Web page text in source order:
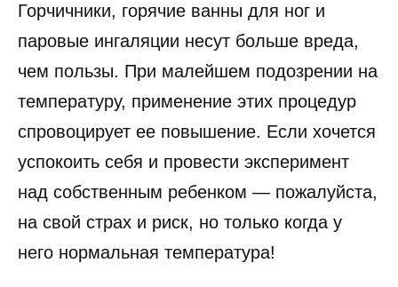
Горчичники, горячие ванны для ног и
паровые ингаляции несут больше вреда,
чем пользы. При малейшем подозрении на
температуру, применение этих процедур
спровоцирует ее повышение. Если хочется
успокоить себя и провести эксперимент
над собственным ребенком — пожалуйста,
на свой страх и риск, но только когда у
него нормальная температура!